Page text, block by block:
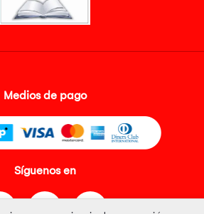
Medios de pago
Síguenos en